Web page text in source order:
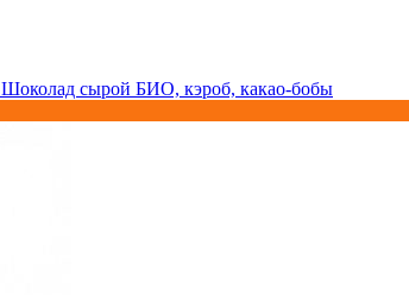
Шоколад сырой БИО, кэроб, какао-бобы